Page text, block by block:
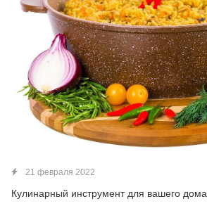
21 февраля 2022
Кулинарный инструмент для вашего дома